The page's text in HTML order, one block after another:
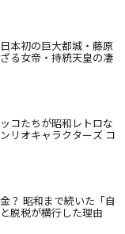
本初の巨大都城・藤原
る女帝・持統天皇の凄
コたちが昭和レトロな
リオキャラクターズ コ
？ 昭和まで続いた「自
脱税が横行した理由